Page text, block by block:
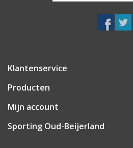
Klantenservice
Producten
Mijn account
Sporting Oud-Beijerland